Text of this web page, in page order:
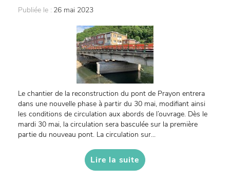
Publiée le : 26 mai 2023
Le chantier de la reconstruction du pont de Prayon entrera
dans une nouvelle phase à partir du 30 mai, modifiant ainsi
les conditions de circulation aux abords de l’ouvrage. Dès le
mardi 30 mai, la circulation sera basculée sur la première
partie du nouveau pont. La circulation sur...
Lire la suite